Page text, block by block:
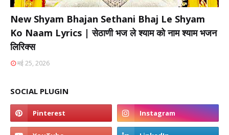
New Shyam Bhajan Sethani Bhaj Le Shyam
Ko Naam Lyrics | सेठाणी भज ले श्याम को नाम श्याम भजन
लिरिक्स
मई 25, 2026
SOCIAL PLUGIN